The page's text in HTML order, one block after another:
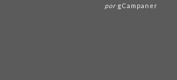
por gCampaner